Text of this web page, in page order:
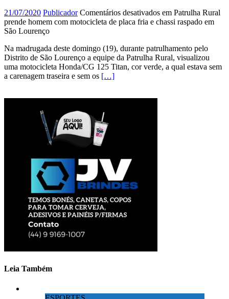
21/07/2020 Publicador Comentários desativados em Patrulha Rural
prende homem com motocicleta de placa fria e chassi raspado em
São Lourenço
Na madrugada deste domingo (19), durante patrulhamento pelo
Distrito de São Lourenço a equipe da Patrulha Rural, visualizou
uma motocicleta Honda/CG 125 Titan, cor verde, a qual estava sem
a carenagem traseira e sem os […]
Leia Também